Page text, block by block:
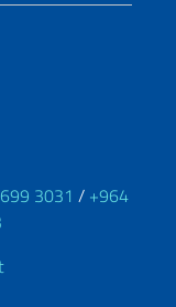
3031 / +964